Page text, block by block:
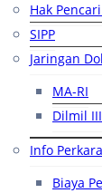
Hak
SIPP
Jaringan
MA-RI
Dilmil
Info Perkara
Biaya